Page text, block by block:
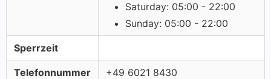
Saturday: 05:00 - 22:00
Sunday: 05:00 - 22:00
Sperrzeit
Telefonnummer +49 6021 8430